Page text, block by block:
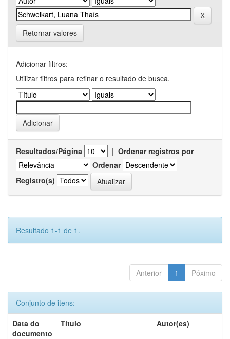
Retornar valores
Adicionar filtros:
Utilizar filtros para refinar o resultado de busca.
Resultados/Página | Ordenar registros por
Ordenar
Registro(s)
Resultado 1-1 de 1.
Anterior 1 Póximo
Conjunto de itens:
Data do
documento
Título Autor(es)